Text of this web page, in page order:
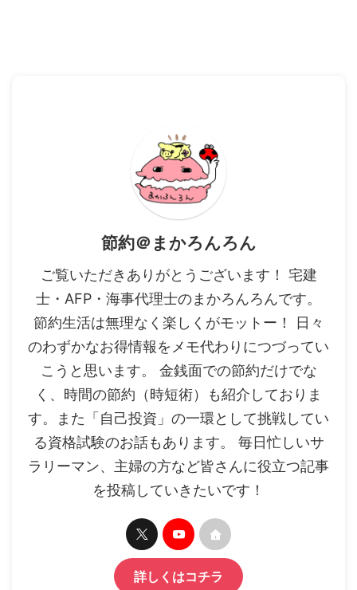
節約＠まかろんろん
ご覧いただきありがとうございます！ 宅建
士・AFP・海事代理士のまかろんろんです。
節約生活は無理なく楽しくがモットー！ 日々
のわずかなお得情報をメモ代わりにつづってい
こうと思います。 金銭面での節約だけでな
く、時間の節約（時短術）も紹介しておりま
す。また「自己投資」の一環として挑戦してい
る資格試験のお話もあります。 毎日忙しいサ
ラリーマン、主婦の方など皆さんに役立つ記事
を投稿していきたいです！
詳しくはコチラ